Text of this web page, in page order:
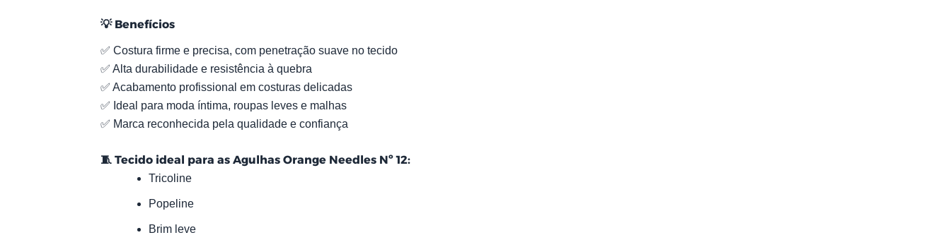
💡 Benefícios
✅ Costura firme e precisa, com penetração suave no tecido
✅ Alta durabilidade e resistência à quebra
✅ Acabamento profissional em costuras delicadas
✅ Ideal para moda íntima, roupas leves e malhas
✅ Marca reconhecida pela qualidade e confiança
🧵 Tecido ideal para as Agulhas Orange Needles Nº 12:
Tricoline
Popeline
Brim leve